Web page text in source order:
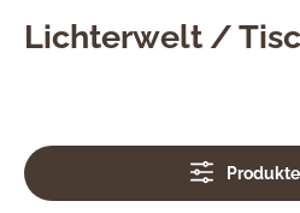
Lichterwelt /